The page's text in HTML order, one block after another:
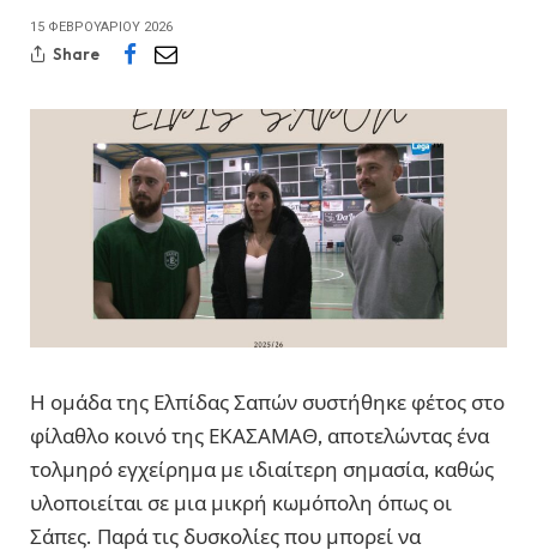
15 ΦΕΒΡΟΥΑΡΊΟΥ 2026
Share
Η ομάδα της Ελπίδας Σαπών συστήθηκε φέτος στο
φίλαθλο κοινό της ΕΚΑΣΑΜΑΘ, αποτελώντας ένα
τολμηρό εγχείρημα με ιδιαίτερη σημασία, καθώς
υλοποιείται σε μια μικρή κωμόπολη όπως οι
Σάπες. Παρά τις δυσκολίες που μπορεί να